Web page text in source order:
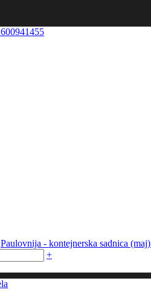
Paulovnija - kontejnerska sadnica (maj)
+